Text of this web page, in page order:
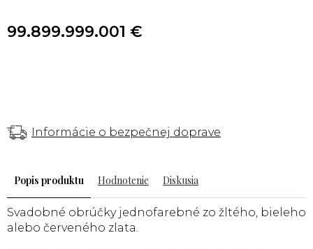
Informácie o bezpečnej doprave
99.899.999.001 €
Popis Hodnotenie Diskusia
Svadobné obrúčky jednofarebné zo žltého, bieleho
alebo červeného zlata.